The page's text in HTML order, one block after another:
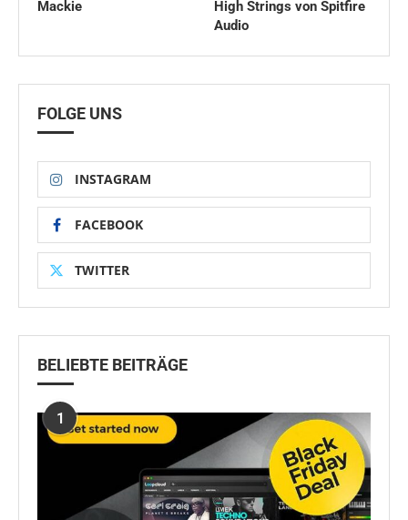
Mackie
High Strings von Spitfire
Audio
FOLGE UNS
INSTAGRAM
FACEBOOK
TWITTER
BELIEBTE BEITRÄGE
1